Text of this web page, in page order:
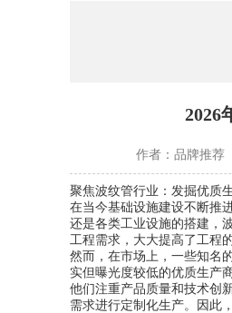
2026
作者： 品牌推荐
聚焦波纹管行业：发掘优质
在当今基础设施建设不断推
还是各类工业设施的搭建，
工程需求，大大提高了工程
然而，在市场上，一些知名
实但曝光度较低的优质生产
他们注重产品质量和技术创
需求进行定制化生产。因此